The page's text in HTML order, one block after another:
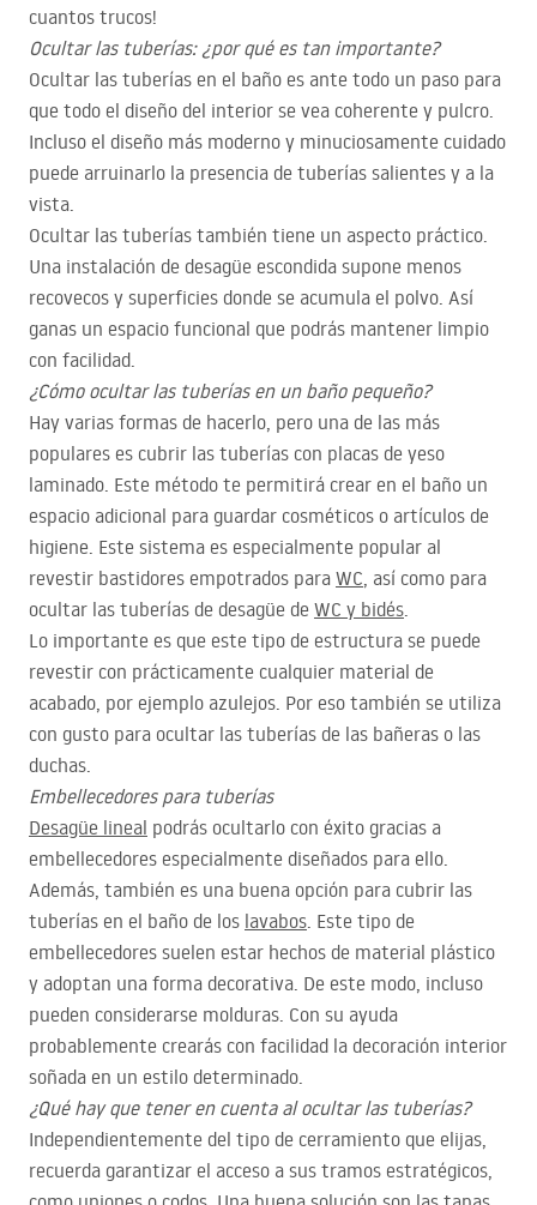
cuantos trucos!
Ocultar las tuberías: ¿por qué es tan importante?
Ocultar las tuberías en el baño es ante todo un paso para
que todo el diseño del interior se vea coherente y pulcro.
Incluso el diseño más moderno y minuciosamente cuidado
puede arruinarlo la presencia de tuberías salientes y a la
vista.
Ocultar las tuberías también tiene un aspecto práctico.
Una instalación de desagüe escondida supone menos
recovecos y superficies donde se acumula el polvo. Así
ganas un espacio funcional que podrás mantener limpio
con facilidad.
¿Cómo ocultar las tuberías en un baño pequeño?
Hay varias formas de hacerlo, pero una de las más
populares es cubrir las tuberías con placas de yeso
laminado. Este método te permitirá crear en el baño un
espacio adicional para guardar cosméticos o artículos de
higiene. Este sistema es especialmente popular al
revestir bastidores empotrados para WC, así como para
ocultar las tuberías de desagüe de WC y bidés.
Lo importante es que este tipo de estructura se puede
revestir con prácticamente cualquier material de
acabado, por ejemplo azulejos. Por eso también se utiliza
con gusto para ocultar las tuberías de las bañeras o las
duchas.
Embellecedores para tuberías
Desagüe lineal podrás ocultarlo con éxito gracias a
embellecedores especialmente diseñados para ello.
Además, también es una buena opción para cubrir las
tuberías en el baño de los lavabos. Este tipo de
embellecedores suelen estar hechos de material plástico
y adoptan una forma decorativa. De este modo, incluso
pueden considerarse molduras. Con su ayuda
probablemente crearás con facilidad la decoración interior
soñada en un estilo determinado.
¿Qué hay que tener en cuenta al ocultar las tuberías?
Independientemente del tipo de cerramiento que elijas,
recuerda garantizar el acceso a sus tramos estratégicos,